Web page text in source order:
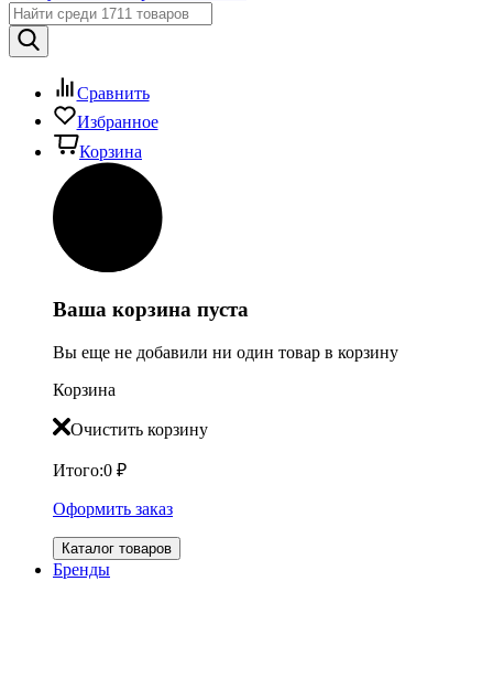
Сравнить
Избранное
Корзина
Ваша корзина пуста
Вы еще не добавили ни один товар в корзину
Корзина
Очистить корзину
Итого:0 ₽
Оформить заказ
Каталог товаров
Бренды